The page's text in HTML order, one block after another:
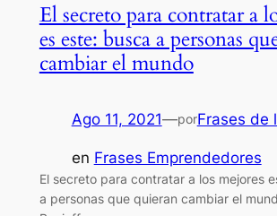
El secreto para contratar a
es este: busca a personas
cambiar el mundo
Ago 11, 2021—porFrases de
en Frases Emprendedores
El secreto para contratar a los mejores
a personas que quieran cambiar el